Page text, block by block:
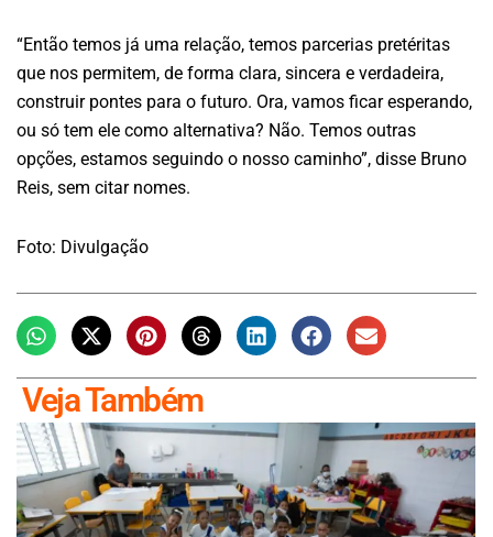
“Então temos já uma relação, temos parcerias pretéritas
que nos permitem, de forma clara, sincera e verdadeira,
construir pontes para o futuro. Ora, vamos ficar esperando,
ou só tem ele como alternativa? Não. Temos outras
opções, estamos seguindo o nosso caminho”, disse Bruno
Reis, sem citar nomes.
Foto: Divulgação
Veja Também